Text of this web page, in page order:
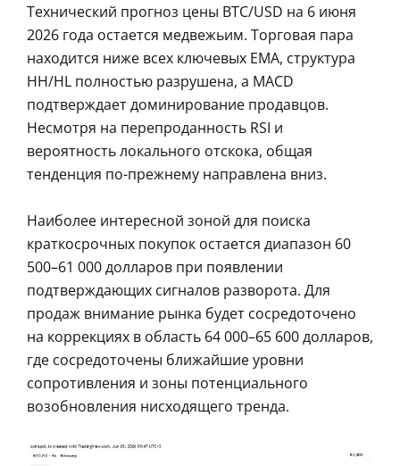
Технический прогноз цены BTC/USD на 6 июня
2026 года остается медвежьим. Торговая пара
находится ниже всех ключевых EMA, структура
HH/HL полностью разрушена, а MACD
подтверждает доминирование продавцов.
Несмотря на перепроданность RSI и
вероятность локального отскока, общая
тенденция по-прежнему направлена вниз.
Наиболее интересной зоной для поиска
краткосрочных покупок остается диапазон 60
500–61 000 долларов при появлении
подтверждающих сигналов разворота. Для
продаж внимание рынка будет сосредоточено
на коррекциях в область 64 000–65 600 долларов,
где сосредоточены ближайшие уровни
сопротивления и зоны потенциального
возобновления нисходящего тренда.